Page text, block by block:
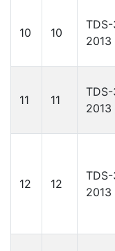
10 10
2013
11 11
2013
12 12
2013